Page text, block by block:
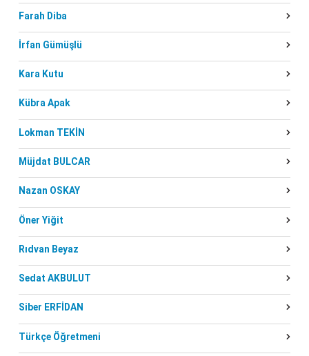
Farah Diba
İrfan Gümüşlü
Kara Kutu
Kübra Apak
Lokman TEKİN
Müjdat BULCAR
Nazan OSKAY
Öner Yiğit
Rıdvan Beyaz
Sedat AKBULUT
Siber ERFİDAN
Türkçe Öğretmeni